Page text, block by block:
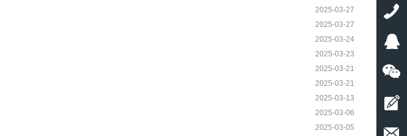
2025-03-27
2025-03-27
2025-03-24
2025-03-23
2025-03-21
2025-03-21
2025-03-13
2025-03-06
2025-03-05